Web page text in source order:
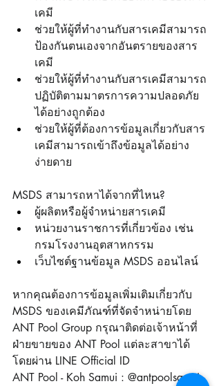
เคมี
ช่วยให้ผู้ที่ทำงานกับสารเคมีสามารถ
ป้องกันตนเองจากอันตรายของสาร
เคมี
ช่วยให้ผู้ที่ทำงานกับสารเคมีสามารถ
ปฏิบัติตามมาตรการความปลอดภัย
ได้อย่างถูกต้อง
ช่วยให้ผู้ที่ต้องการข้อมูลเกี่ยวกับสาร
เคมีสามารถเข้าถึงข้อมูลได้อย่าง
ง่ายดาย
MSDS สามารถหาได้จากที่ไหน?
ผู้ผลิตหรือผู้จำหน่ายสารเคมี
หน่วยงานราชการที่เกี่ยวข้อง เช่น
กรมโรงงานอุตสาหกรรม
เว็บไซต์ฐานข้อมูล MSDS ออนไลน์
หากคุณต้องการข้อมูลเพิ่มเติมเกี่ยวกับ
MSDS ของเคมีภัณฑ์ที่จัดจำหน่ายโดย
ANT Pool Group กรุณาติดต่อเจ้าหน้าที่
ฝ่ายขายของ ANT Pool แต่ละสาขาได้
โดยผ่าน LINE Official ID
ANT Pool - Koh Samui : @antpoolsamui